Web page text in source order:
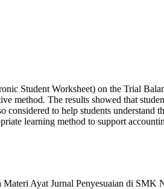
Student Worksheet) on the Trial
method. The results showed that
to help students
learning method to support
Ayat Jurnal Penyesuaian di